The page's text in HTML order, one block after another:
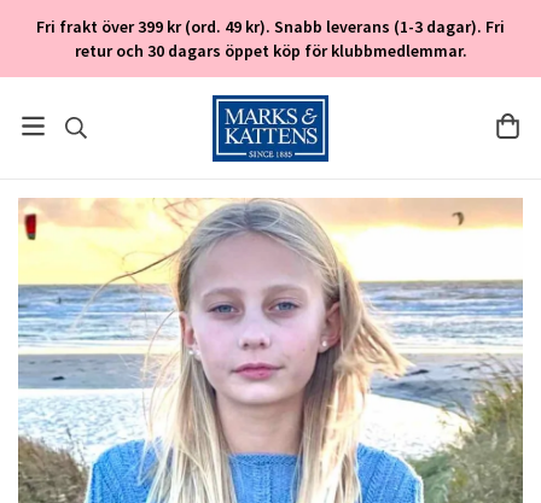
Fri frakt över 399 kr (ord. 49 kr). Snabb leverans (1-3 dagar). Fri
retur och 30 dagars öppet köp för klubbmedlemmar.